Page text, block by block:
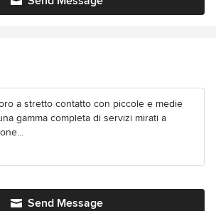
a stretto contatto con piccole e medie
gamma completa di servizi mirati a
Send Message